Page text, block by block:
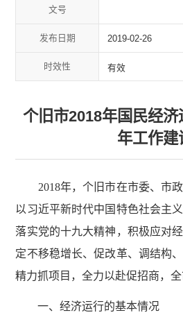
文号
发布日期 2019-02-26
时效性 有效
个旧市2018年国民经
年工作建
2018年，个旧市在市委、市政
以习近平新时代中国特色社会主
落实党的十九大精神，积极应对
定不移稳增长、促改革、调结构
精力抓项目，全力以赴促招商，全
一、经济运行的基本情况